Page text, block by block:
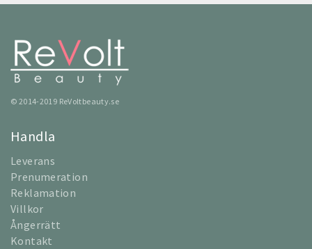
© 2014-2019 ReVoltbeauty.se
Handla
Leverans
Prenumeration
Reklamation
Villkor
Ångerrätt
Kontakt